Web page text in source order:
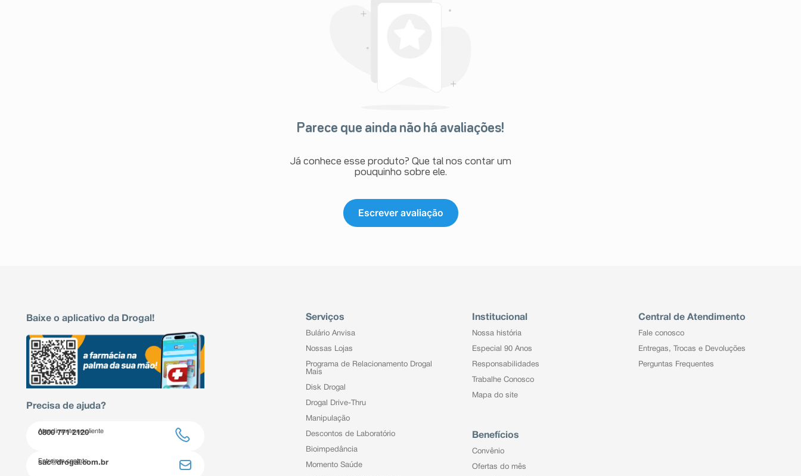
Parece que ainda não há avaliações!
Já conhece esse produto? Que tal nos contar um
pouquinho sobre ele.
Escrever avaliação
Baixe o aplicativo da Drogal!
Precisa de ajuda?
Atendimento ao cliente
0800 771 2120
Entre em contato
sac@drogal.com.br
Serviços
Bulário Anvisa
Nossas Lojas
Programa de Relacionamento Drogal
Mais
Disk Drogal
Drogal Drive-Thru
Manipulação
Descontos de Laboratório
Bioimpedância
Momento Saúde
Institucional
Nossa história
Especial 90 Anos
Responsabilidades
Trabalhe Conosco
Mapa do site
Benefícios
Convênio
Ofertas do mês
Central de Atendimento
Fale conosco
Entregas, Trocas e Devoluções
Perguntas Frequentes